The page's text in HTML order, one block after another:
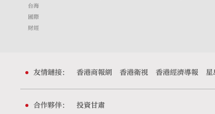
台海
國際
財經
友情鏈接： 香港商報網 香港衛視 香港經濟導報 星
合作夥伴： 投資甘肅